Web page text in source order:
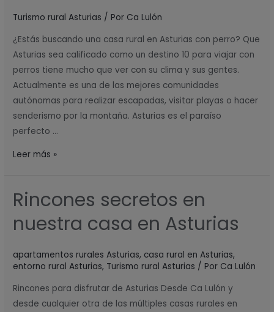
Turismo rural Asturias / Por Ca Lulón
¿Estás buscando una casa rural en Asturias con perro? Que
Asturias sea calificado como un destino 10 para viajar con
perros tiene mucho que ver con su clima y sus gentes.
Actualmente es una de las mejores comunidades
autónomas para realizar escapadas, visitar playas o hacer
senderismo por la montaña. Asturias es el paraíso
perfecto …
con
tu
perro
Leer más »
Rincones secretos en
nuestra casa en Asturias
apartamentos rurales Asturias, casa rural en Asturias,
entorno rural Asturias, Turismo rural Asturias / Por Ca Lulón
Rincones para disfrutar de Asturias Desde Ca Lulón y
desde cualquier otra de las múltiples casas rurales en
Rincones
en
casa
en
Asturias